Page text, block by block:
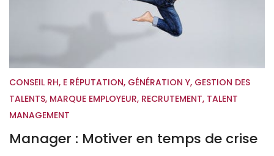
CONSEIL RH, E RÉPUTATION, GÉNÉRATION Y, GESTION DES
TALENTS, MARQUE EMPLOYEUR, RECRUTEMENT, TALENT
MANAGEMENT
Manager : Motiver en temps de crise